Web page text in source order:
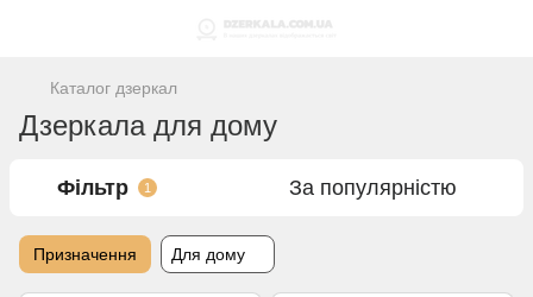
Каталог дзеркал
Дзеркала для дому
Фільтр 1 За популярністю
Призначення Для дому